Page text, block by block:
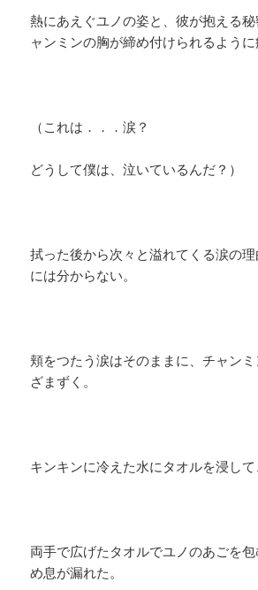
熱にあえぐユノの姿と、彼が抱える
ャンミンの胸が締め付けられるように
（これは．．．涙？
どうして僕は、泣いているんだ？）
拭った後から次々と溢れてくる涙の
には分からない。
頬をつたう涙はそのままに、チャン
ざまずく。
キンキンに冷えた水にタオルを浸して
両手で広げたタオルでユノのあごを
め息が漏れた。